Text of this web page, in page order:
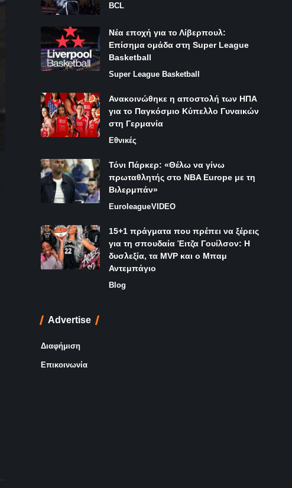
BCL
Νέα εποχή για το Λίβερπουλ:
Επίσημα ομάδα στη Super League
Basketball
Super League Basketball
Ανακοινώθηκε η αποστολή των ΗΠΑ
για το Παγκόσμιο Κύπελλο Γυναικών
στη Γερμανία
Εθνικές
Τόνι Πάρκερ: «Θέλω να γίνω
πρωταθλητής στο NBA Europe με τη
Βιλερμπάν»
EuroleagueVIDEO
15+1 πράγματα που πρέπει να ξέρεις
για τη σπουδαία Έιτζα Γουίλσον: Η
δυσλεξία, τα MVP και ο Μπαμ
Αντεμπάγιο
Blog
Advertise
Διαφήμιση
Επικοινωνία